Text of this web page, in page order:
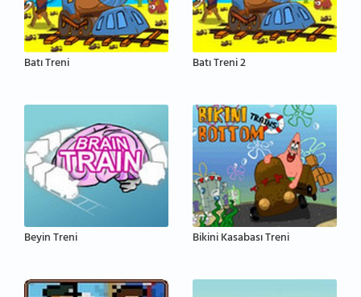
Batı Treni Batı Treni 2
Beyin Treni Bikini Kasabası Treni